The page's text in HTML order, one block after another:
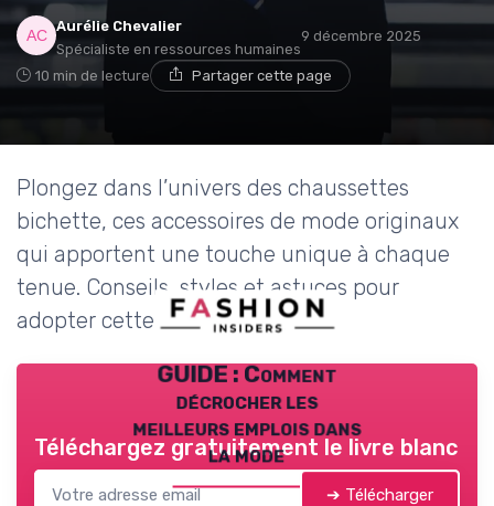
Aurélie Chevalier
Spécialiste en ressources humaines
9 décembre 2025
10 min de lecture Partager cette page
Plongez dans l’univers des chaussettes
bichette, ces accessoires de mode originaux
qui apportent une touche unique à chaque
tenue. Conseils, styles et astuces pour
adopter cette tendance.
GUIDE : Comment
décrocher les
meilleurs emplois dans
la mode
Téléchargez gratuitement le livre blanc
➔ Télécharger